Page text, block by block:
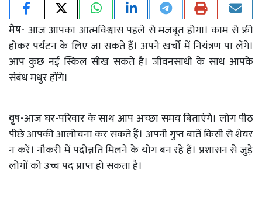
मेष- आज आपका आत्मविश्वास पहले से मजबूत होगा। काम से फ्री
होकर पर्यटन के लिए जा सकते हैं। अपने खर्चों में नियंत्रण पा लेंगे।
आप कुछ नई स्किल सीख सकते हैं। जीवनसाथी के साथ आपके
संबंध मधुर होंगे।
वृष-आज घर-परिवार के साथ आप अच्छा समय बिताएंगे। लोग पीठ
पीछे आपकी आलोचना कर सकते हैं। अपनी गुप्त बातें किसी से शेयर
न करें। नौकरी में पदोन्नति मिलने के योग बन रहे हैं। प्रशासन से जुड़े
लोगों को उच्च पद प्राप्त हो सकता है।